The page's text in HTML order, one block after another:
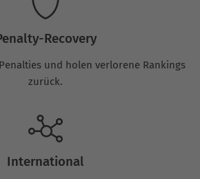
Recovery
und holen verlorene Rankings
zurück.
International